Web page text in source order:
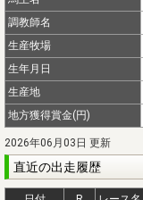
調教師名
生産牧場
生年月日
生産地
地方獲得賞金(円)
2026年06月03日 更新
直近の出走履歴